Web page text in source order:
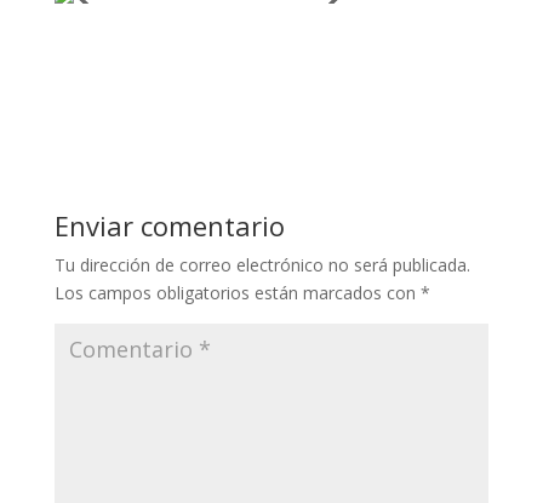
Enviar comentario
Tu dirección de correo electrónico no será publicada.
Los campos obligatorios están marcados con *